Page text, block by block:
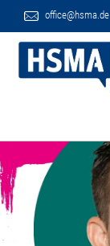
office@hsma.de